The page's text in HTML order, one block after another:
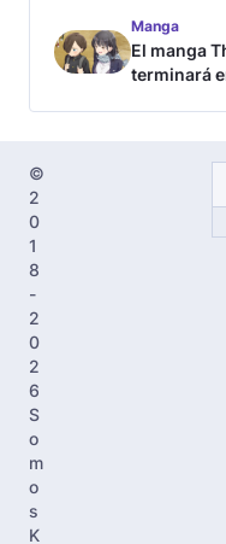
Manga
El manga
terminará
©
2
0
1
8
-
2
0
2
6
S
o
m
o
s
K